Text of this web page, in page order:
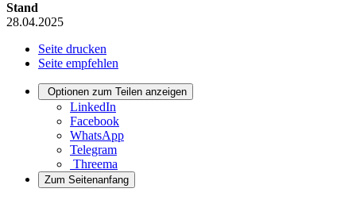
Stand
28.04.2025
Seite drucken
Seite empfehlen
Optionen zum Teilen anzeigen
LinkedIn
Facebook
WhatsApp
Telegram
Threema
Zum Seitenanfang